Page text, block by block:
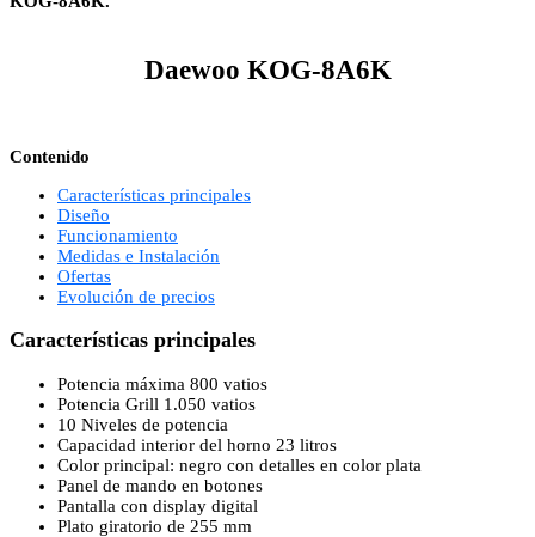
Daewoo KOG-8A6K
Contenido
Características principales
Diseño
Funcionamiento
Medidas e Instalación
Ofertas
Evolución de precios
Características principales
Potencia máxima 800 vatios
Potencia Grill 1.050 vatios
10 Niveles de potencia
Capacidad interior del horno 23 litros
Color principal: negro con detalles en color plata
Panel de mando en botones
Pantalla con display digital
Plato giratorio de 255 mm